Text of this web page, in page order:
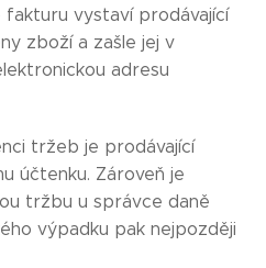
fakturu vystaví prodávající
zboží a zašle jej v
adresu
tržeb je prodávající
účtenku. Zároveň je
tržbu u správce daně
výpadku pak nejpozději